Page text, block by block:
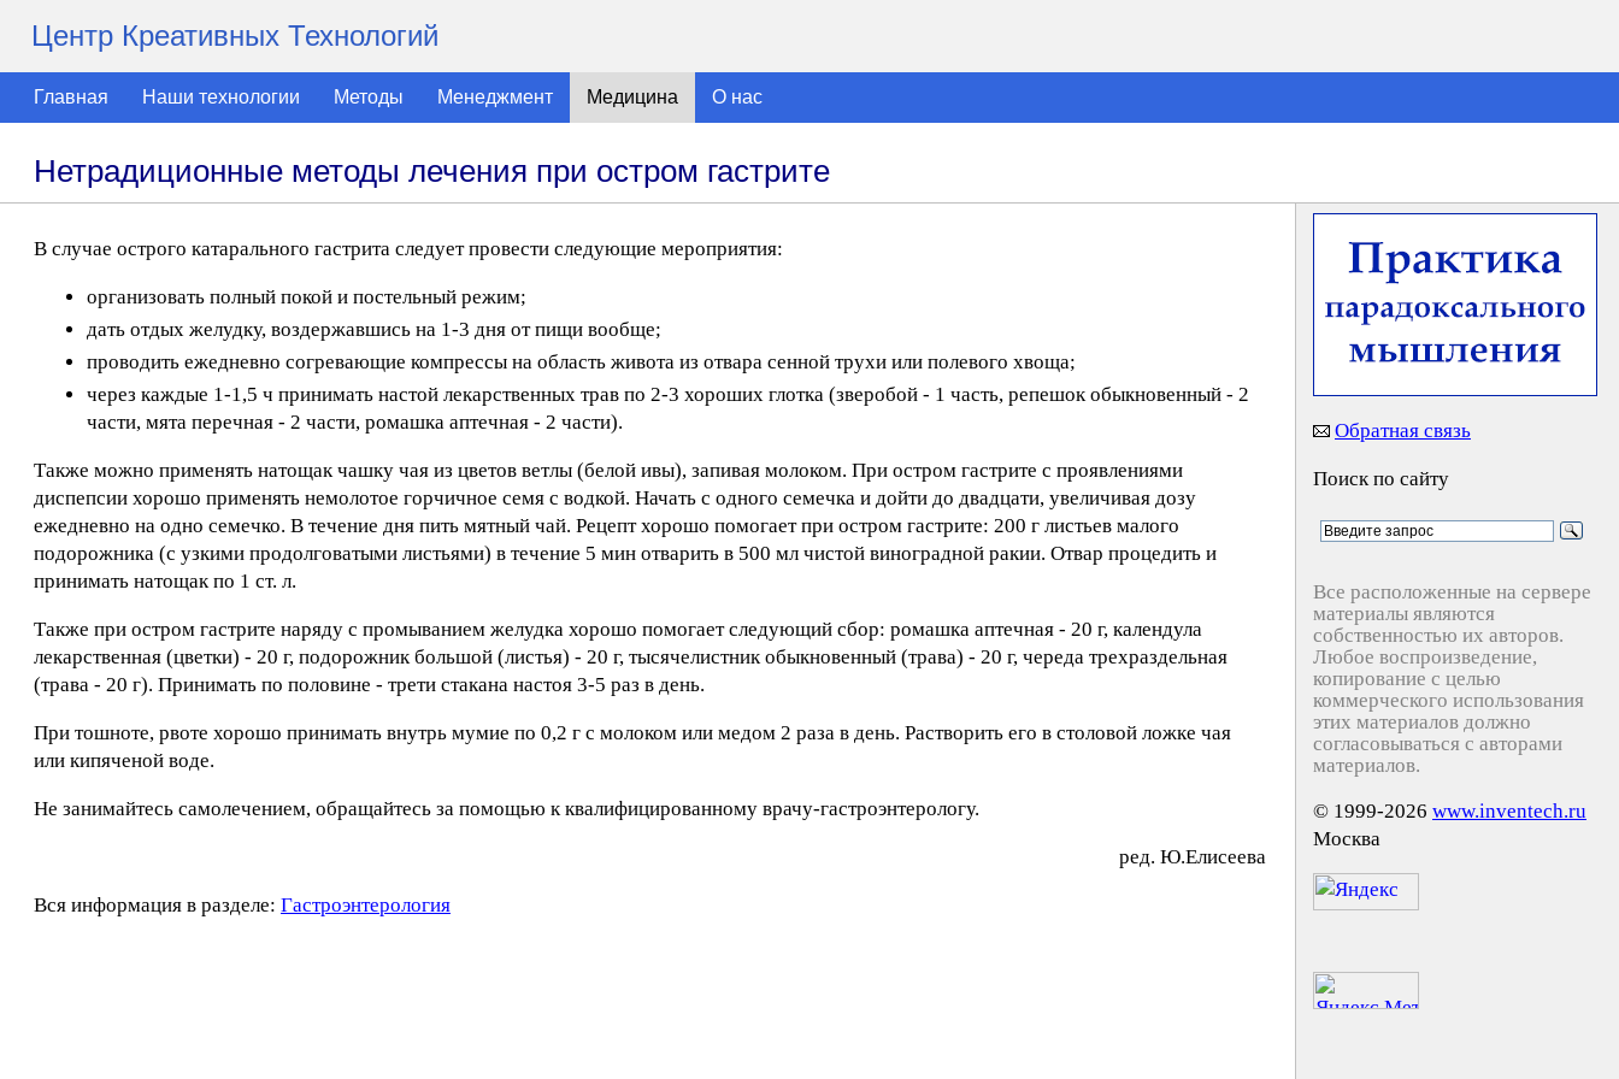
Центр Креативных Технологий
Главная Наши технологии Методы Менеджмент Медицина О нас
Нетрадиционные методы лечения при остром гастрите
В случае острого катарального гастрита следует провести следующие мероприятия:
организовать полный покой и постельный режим;
дать отдых желудку, воздержавшись на 1-3 дня от пищи вообще;
проводить ежедневно согревающие компрессы на область живота из отвара сенной трухи или полевого хвоща;
через каждые 1-1,5 ч принимать настой лекарственных трав по 2-3 хороших глотка (зверобой - 1 часть, репешок обыкновенный - 2
части, мята перечная - 2 части, ромашка аптечная - 2 части).
Также можно применять натощак чашку чая из цветов ветлы (белой ивы), запивая молоком. При остром гастрите с проявлениями
диспепсии хорошо применять немолотое горчичное семя с водкой. Начать с одного семечка и дойти до двадцати, увеличивая дозу
ежедневно на одно семечко. В течение дня пить мятный чай. Рецепт хорошо помогает при остром гастрите: 200 г листьев малого
подорожника (с узкими продолговатыми листьями) в течение 5 мин отварить в 500 мл чистой виноградной ракии. Отвар процедить и
принимать натощак по 1 ст. л.
Также при остром гастрите наряду с промыванием желудка хорошо помогает следующий сбор: ромашка аптечная - 20 г, календула
лекарственная (цветки) - 20 г, подорожник большой (листья) - 20 г, тысячелистник обыкновенный (трава) - 20 г, череда трехраздельная
(трава - 20 г). Принимать по половине - трети стакана настоя 3-5 раз в день.
При тошноте, рвоте хорошо принимать внутрь мумие по 0,2 г с молоком или медом 2 раза в день. Растворить его в столовой ложке чая
или кипяченой воде.
Не занимайтесь самолечением, обращайтесь за помощью к квалифицированному врачу-гастроэнтерологу.
peд. Ю.Eлиceeвa
Вся информация в разделе: Гастроэнтерология
Обратная связь
Поиск по сайту
Все расположенные на сервере
материалы являются
собственностью их авторов.
Любое воспроизведение,
копирование с целью
коммерческого использования
этих материалов должно
согласовываться с авторами
материалов.
© 1999-2026 www.inventech.ru
Москва